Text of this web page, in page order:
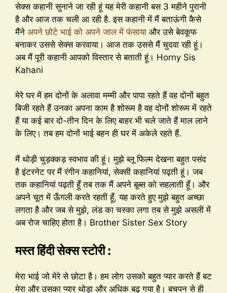
सेक्स कहानी सुनाने जा रही हूं यह मेरी कहानी बस 3 महीने पुरानी
है और आज तक चली आ रही है. इस कहानी में मैं बताऊंगी कैसे
मैंने अपने छोटे भाई को अपने जाल में फंसाया और उसे बेवकूफ
बनाकर उससे सेक्स करवाया। आज तक उससे मैं चुदवा रही हूं।
अब मैं पूरी कहानी आपको विस्तार से बताती हूं। Horny Sis
Kahani
मेरे घर में हम दोनों के अलावा मम्मी और पापा रहते हैं वह दोनों बहुत
बिजी रहते हैं उनका अपना काम है शोरूम है वह दोनों शोरूम में रहते
हैं या कई बार दो-तीन दिन के लिए बाहर भी चले जाते हैं माल लाने
के लिए। तब हम दोनों भाई बहन ही घर में अकेले रहते हैं.
मैं थोड़ी चुड़क्कड़ स्वभाव की हूं। मुझे ब्लू फिल्म देखना बहुत पसंद
है इंटरनेट पर मैं रंगीन कहानियां, सेक्सी कहानियां पढ़ती हूं। जब
तक कहानियां पढ़ती हूँ तब तक मैं अपने बूब्स को सहलाती हूँ। और
अपने चूत में ऊँगली करते रहती हूँ, यह करते हुए मुझे बहुत अच्छा
लगता है और जब से मुझे, लंड का चस्का लगा तब से मुझे असली में
अब रोज चाहिए होता है। Brother Sister Sex Story
मस्त हिंदी सेक्स स्टोरी :
मेरा भाई जो मेरे से छोटा है। हम लोग उसको बहुत प्यार करते हैं बट
मेरा और उसका प्यार थोड़ा और अधिक बढ़ गया है। बचपन से ही